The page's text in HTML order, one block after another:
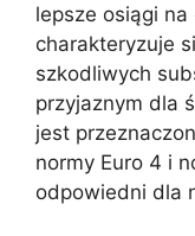
lepsze osiągi
charakteryzuje
szkodliwych
przyjaznym dla
jest
normy Euro 4 i
odpowiedni dla